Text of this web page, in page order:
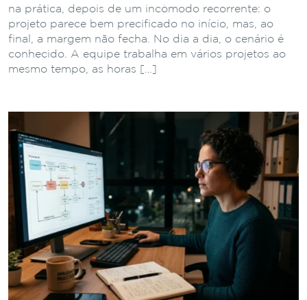
na prática, depois de um incômodo recorrente: o
projeto parece bem precificado no início, mas, ao
final, a margem não fecha. No dia a dia, o cenário é
conhecido. A equipe trabalha em vários projetos ao
mesmo tempo, as horas […]